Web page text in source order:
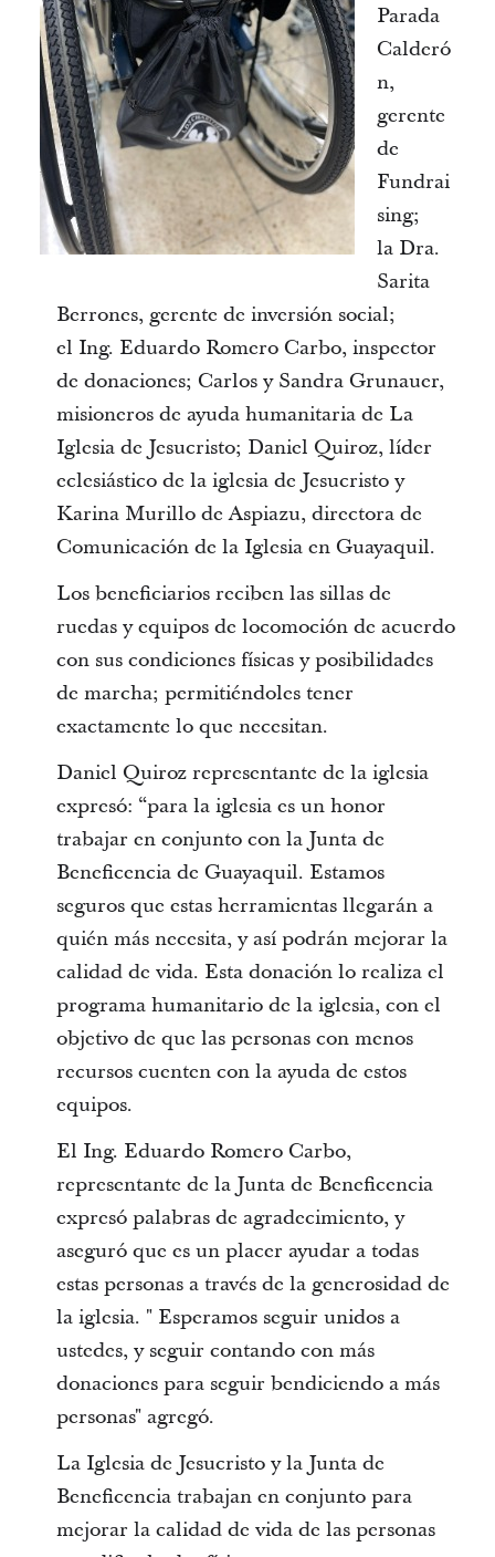
Parada
Calderó
n,
gerente
de
Fundrai
sing;
la Dra.
Sarita
Berrones, gerente de inversión social;
el Ing. Eduardo Romero Carbo, inspector
de donaciones; Carlos y Sandra Grunauer,
misioneros de ayuda humanitaria de La
Iglesia de Jesucristo; Daniel Quiroz, líder
eclesiástico de la iglesia de Jesucristo y
Karina Murillo de Aspiazu, directora de
Comunicación de la Iglesia en Guayaquil.
Los beneficiarios reciben las sillas de
ruedas y equipos de locomoción de acuerdo
con sus condiciones físicas y posibilidades
de marcha; permitiéndoles tener
exactamente lo que necesitan.
Daniel Quiroz representante de la iglesia
expresó: “para la iglesia es un honor
trabajar en conjunto con la Junta de
Beneficencia de Guayaquil. Estamos
seguros que estas herramientas llegarán a
quién más necesita, y así podrán mejorar la
calidad de vida. Esta donación lo realiza el
programa humanitario de la iglesia, con el
objetivo de que las personas con menos
recursos cuenten con la ayuda de estos
equipos.
El Ing. Eduardo Romero Carbo,
representante de la Junta de Beneficencia
expresó palabras de agradecimiento, y
aseguró que es un placer ayudar a todas
estas personas a través de la generosidad de
la iglesia. " Esperamos seguir unidos a
ustedes, y seguir contando con más
donaciones para seguir bendiciendo a más
personas" agregó.
La Iglesia de Jesucristo y la Junta de
Beneficencia trabajan en conjunto para
mejorar la calidad de vida de las personas